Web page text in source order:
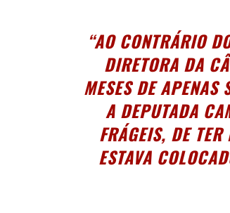
“AO CONTRÁRIO
DIRETORA DA
MESES DE
A DEPUTADA
FRÁGEIS, DE
ESTAVA